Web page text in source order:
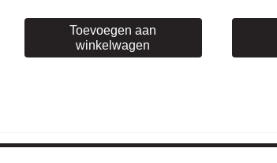
Toevoegen aan
winkelwagen